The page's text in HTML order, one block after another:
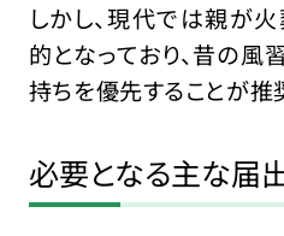
しかし、現代では親が
的となっており、昔の風
持ちを優先することが推
必要となる主な届